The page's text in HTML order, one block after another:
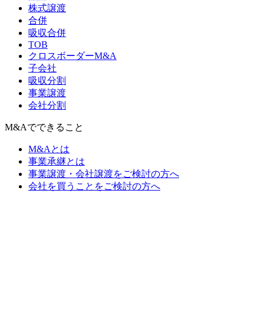
株式譲渡
合併
吸収合併
TOB
クロスボーダーM&A
子会社
吸収分割
事業譲渡
会社分割
M&Aでできること
M&Aとは
事業承継とは
事業譲渡・会社譲渡をご検討の方へ
会社を買うことをご検討の方へ